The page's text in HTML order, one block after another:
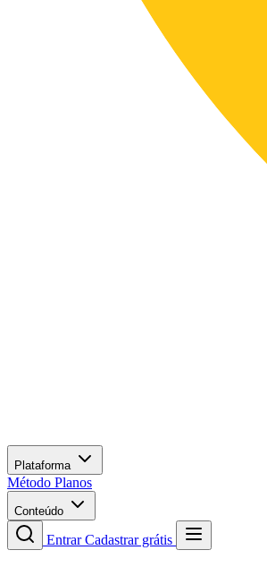
Plataforma
Método Planos
Conteúdo
EntrarCadastrar grátis